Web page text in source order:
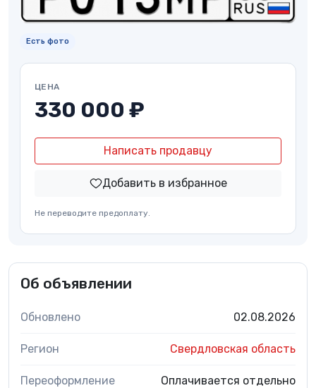
Есть фото
ЦЕНА
330 000 ₽
Написать продавцу
Добавить в избранное
Не переводите предоплату.
Об объявлении
Обновлено 02.08.2026
Регион Свердловская область
Переоформление Оплачивается отдельно